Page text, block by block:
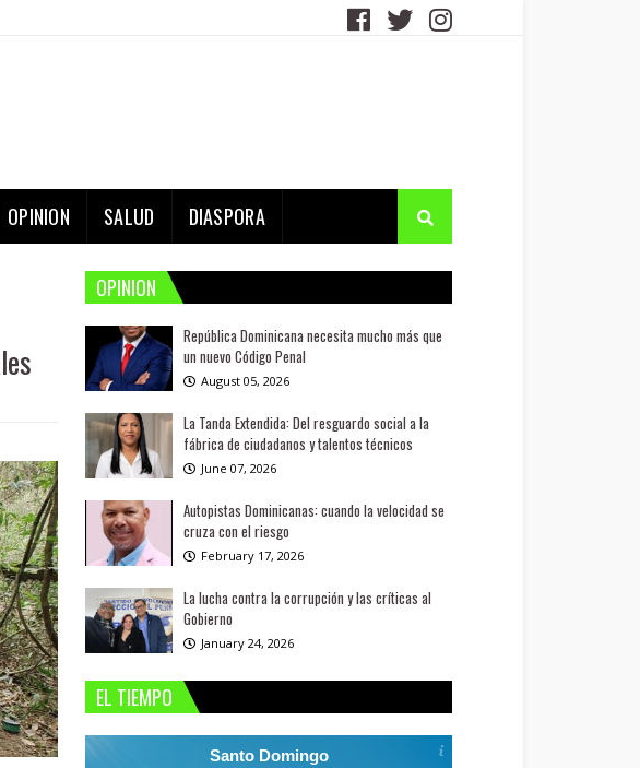
OPINION SALUD DIASPORA
OPINION
República Dominicana necesita mucho más que
un nuevo Código Penal
August 05, 2026
La Tanda Extendida: Del resguardo social a la
fábrica de ciudadanos y talentos técnicos
June 07, 2026
Autopistas Dominicanas: cuando la velocidad se
cruza con el riesgo
February 17, 2026
La lucha contra la corrupción y las críticas al
Gobierno
January 24, 2026
EL TIEMPO
Santo Domingo